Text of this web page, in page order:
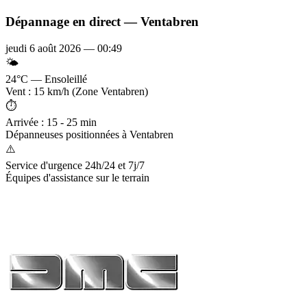
Dépannage en direct —Ventabren
jeudi 6 août 2026 — 00:49
🌤️
24°C — Ensoleillé
Vent : 15 km/h (Zone Ventabren)
⏱️
Arrivée : 15 - 25 min
Dépanneuses positionnées à Ventabren
⚠️
Service d'urgence 24h/24 et 7j/7
Équipes d'assistance sur le terrain